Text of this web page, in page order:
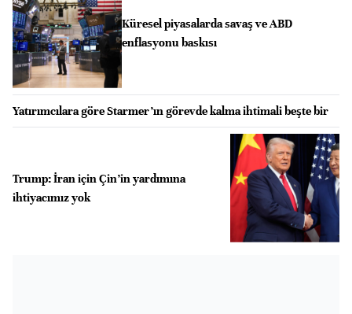
Küresel piyasalarda savaş ve ABD
enflasyonu baskısı
Yatırımcılara göre Starmer’ın görevde kalma ihtimali beşte bir
Trump: İran için Çin’in yardımına
ihtiyacımız yok